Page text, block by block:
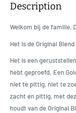
Description
Welkom bij de familie,
Het is de Original
Het is een
hebt geproefd. Een
niet te pittig, niet te
zacht en pittig, met
houdt van de Original